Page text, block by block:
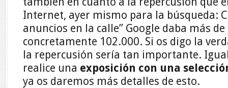
Internet, ayer mismo para la búsqueda:
anuncios en la calle” Google daba más
concretamente 102.000. Si os digo la
la repercusión sería tan importante.
realice una exposición con una
ya os daremos más detalles de esto.